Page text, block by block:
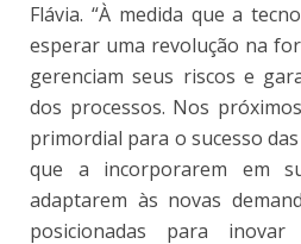
Flávia. “À medida que a
esperar uma revolução na
gerenciam seus riscos e
dos processos. Nos
primordial para o sucesso
que a incorporarem em
adaptarem às novas
posicionadas para